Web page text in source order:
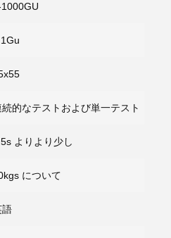
続的なテストおよび単一テスト
よりより少し
について
語